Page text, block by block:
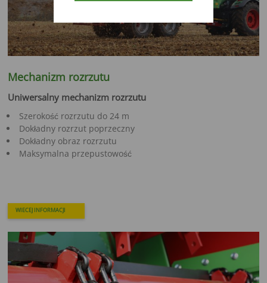
Mechanizm rozrzutu
Uniwersalny mechanizm rozrzutu
Szerokość rozrzutu do 24 m
Dokładny rozrzut poprzeczny
Dokładny obraz rozrzutu
Maksymalna przepustowość
WIECEJ INFORMACJI